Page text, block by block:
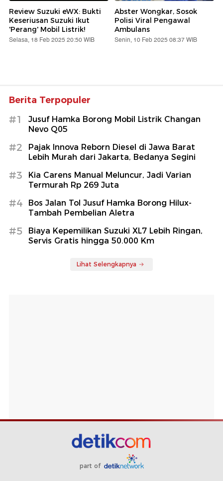
Review Suzuki eWX: Bukti
Keseriusan Suzuki Ikut
'Perang' Mobil Listrik!
Selasa, 18 Feb 2025 20:50 WIB
Abster Wongkar, Sosok
Polisi Viral Pengawal
Ambulans
Senin, 10 Feb 2025 08:37 WIB
Berita Terpopuler
#1
Jusuf Hamka Borong Mobil Listrik Changan
Nevo Q05
#2
Pajak Innova Reborn Diesel di Jawa Barat
Lebih Murah dari Jakarta, Bedanya Segini
#3
Kia Carens Manual Meluncur, Jadi Varian
Termurah Rp 269 Juta
#4
Bos Jalan Tol Jusuf Hamka Borong Hilux-
Tambah Pembelian Aletra
#5
Biaya Kepemilikan Suzuki XL7 Lebih Ringan,
Servis Gratis hingga 50.000 Km
Lihat Selengkapnya
part of